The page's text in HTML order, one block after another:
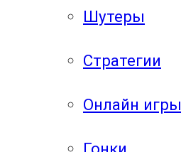
Шутеры
Стратегии
Онлайн игры